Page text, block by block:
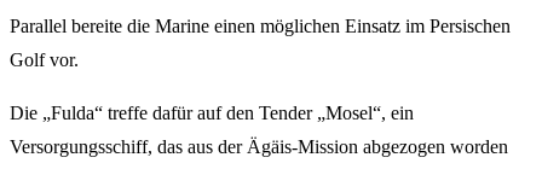
Parallel bereite die Marine einen möglichen Einsatz im Persischen
Golf vor.
Die „Fulda“ treffe dafür auf den Tender „Mosel“, ein
Versorgungsschiff, das aus der Ägäis-Mission abgezogen worden